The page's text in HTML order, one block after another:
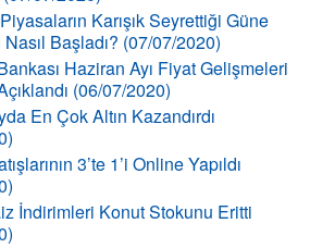
Karışık Seyrettiği Güne
Başladı? (07/07/2020)
Haziran Ayı Fiyat Gelişmeleri
(06/07/2020)
En Çok Altın Kazandırdı
3’te 1’i Online Yapıldı
İndirimleri Konut Stokunu Eritti